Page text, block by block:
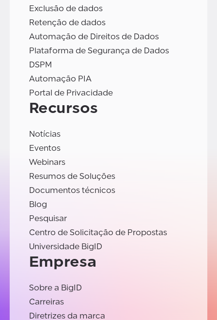
Exclusão de dados
Retenção de dados
Automação de Direitos de Dados
Plataforma de Segurança de Dados
DSPM
Automação PIA
Portal de Privacidade
Recursos
Notícias
Eventos
Webinars
Resumos de Soluções
Documentos técnicos
Blog
Pesquisar
Centro de Solicitação de Propostas
Universidade BigID
Empresa
Sobre a BigID
Carreiras
Diretrizes da marca